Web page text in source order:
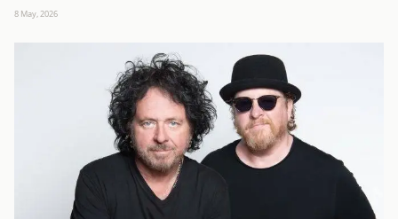
8 May, 2026